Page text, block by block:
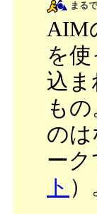
まる
AIM
を
込
も
の
ー
ト ）